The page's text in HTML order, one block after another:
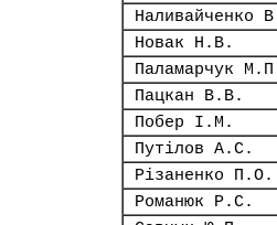
Наливайченко
Новак Н.В.
Паламарчук
Пацкан В.В.
Побер І.М.
Путілов А.С.
Різаненко П.О.
Романюк Р.С.